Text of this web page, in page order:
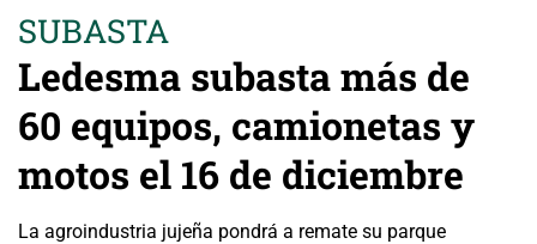
SUBASTA
Ledesma subasta más de
60 equipos, camionetas y
motos el 16 de diciembre
La agroindustria jujeña pondrá a remate su parque